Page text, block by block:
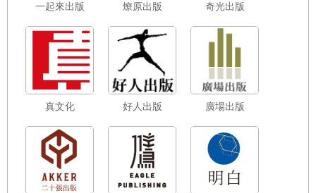
一起來出版 燎原出版 奇光出版
真文化 好人出版 廣場出版